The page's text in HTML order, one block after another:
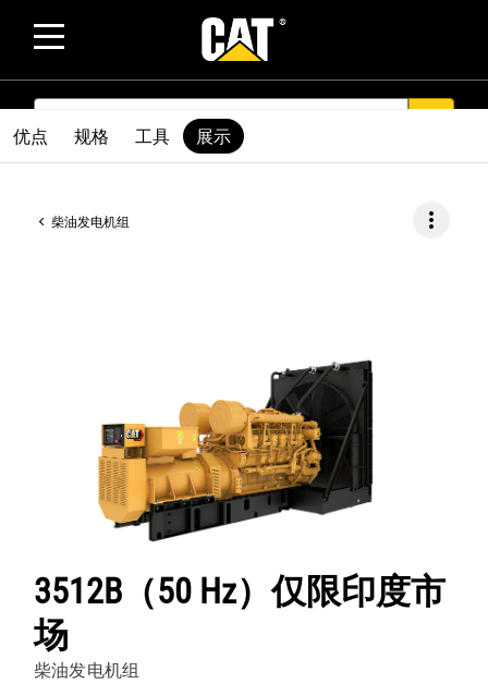
SEARCH
柴油发电机组 more_vert
3512B（50 Hz）仅限印度市
场
柴油发电机组
优点 规格 工具 展示